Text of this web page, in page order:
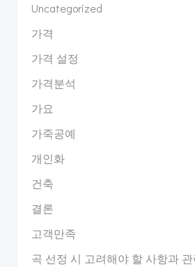
Uncategorized
가격
가격 설정
가격분석
가요
가죽공예
개인화
건축
결론
고객만족
곡 선정 시 고려해야 할 사항과